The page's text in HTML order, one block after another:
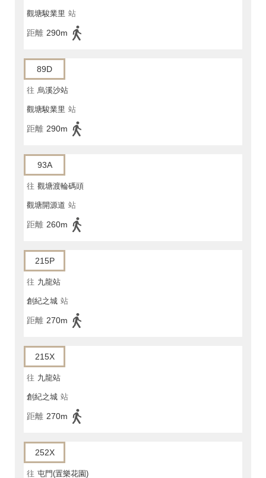
觀塘駿業里 站
距離 290m
89D
往 烏溪沙站
觀塘駿業里 站
距離 290m
93A
往 觀塘渡輪碼頭
觀塘開源道 站
距離 260m
215P
往 九龍站
創紀之城 站
距離 270m
215X
往 九龍站
創紀之城 站
距離 270m
252X
往 屯門(置樂花園)